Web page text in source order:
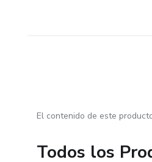
El contenido de este
Todos los